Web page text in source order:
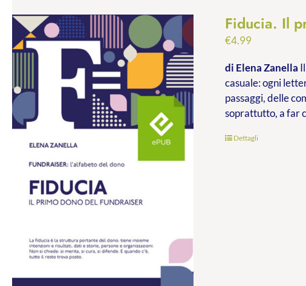
Fiducia. Il
€4.99
di Elena Zanella
casuale: ogni
passaggi, delle
soprattutto, a far
Dettagli